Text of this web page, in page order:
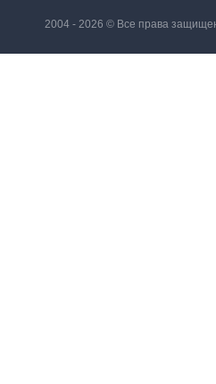
2004 - 2026 © Все права